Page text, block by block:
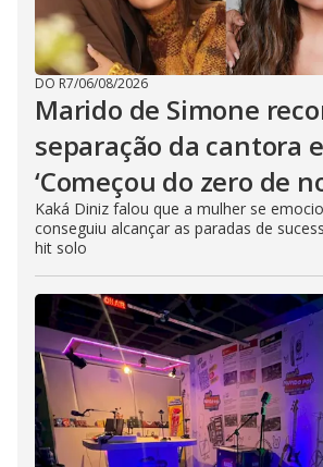
DO R7/06/08/2026
Marido de Simone
separação da cantora
‘Começou do zero de
Kaká Diniz falou que a mulher se
conseguiu alcançar as paradas de
hit solo